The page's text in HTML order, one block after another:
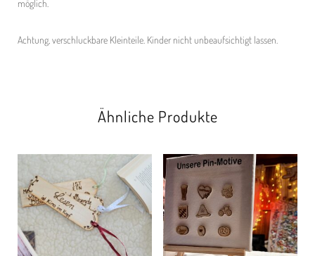
möglich.
Achtung, verschluckbare Kleinteile. Kinder nicht unbeaufsichtigt lassen.
Ähnliche Produkte